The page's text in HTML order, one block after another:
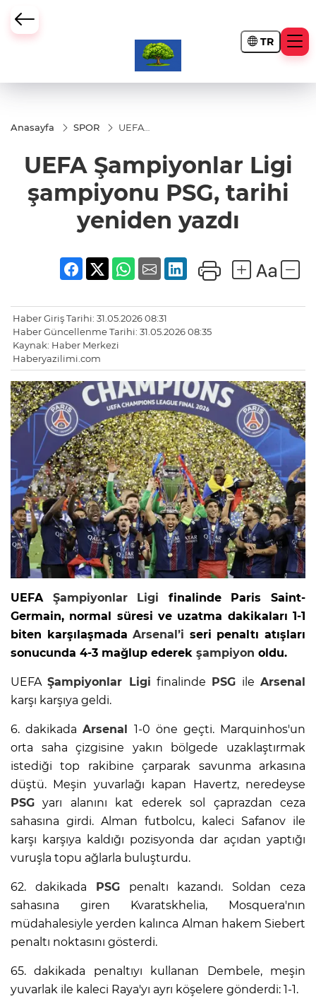
TR
Anasayfa SPOR
UEFA
şampiyonu
PSG, tarihi
yazdı
UEFA Şampiyonlar Ligi
şampiyonu PSG, tarihi
yeniden yazdı
Haber Giriş Tarihi: 31.05.2026 08:31
Haber Güncellenme Tarihi: 31.05.2026 08:35
Kaynak: Haber Merkezi
Haberyazilimi.com
UEFA Şampiyonlar Ligi finalinde Paris Saint-
Germain, normal süresi ve uzatma dakikaları 1-1
biten karşılaşmadaArsenal’i seri penaltı atışları
sonucunda 4-3 mağlup ederek şampiyon oldu.
UEFAŞampiyonlar Ligi finalinde PSG ileArsenal
karşı karşıya geldi.
6. dakikadaArsenal 1-0 öne geçti. Marquinhos'un
orta saha çizgisine yakın bölgede uzaklaştırmak
istediği top rakibine çarparak savunma arkasına
düştü. Meşin yuvarlağı kapan Havertz, neredeyse
PSG yarı alanını kat ederek sol çaprazdan ceza
sahasına girdi. Alman futbolcu, kaleci Safanov ile
karşı karşıya kaldığı pozisyonda dar açıdan yaptığı
vuruşla topu ağlarla buluşturdu.
62. dakikada PSGpenaltı kazandı. Soldan ceza
sahasına giren Kvaratskhelia, Mosquera'nın
müdahalesiyle yerden kalınca Alman hakem Siebert
penaltı noktasını gösterdi.
65. dakikada penaltıyı kullanan Dembele, meşin
yuvarlak ile kaleci Raya'yı ayrı köşelere gönderdi: 1-1.